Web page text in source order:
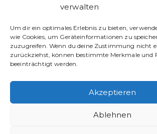
verwalten
Um dir ein optimales Erlebnis zu bieten,
wie Cookies, um Geräteinformationen zu
zuzugreifen. Wenn du deine Zustimmung nicht
zurückziehst, können bestimmte Merkmale und
beeinträchtigt werden.
Akzeptieren
Ablehnen
Rechtliches
Datenschutzerklärung
Informationsfreiheitsgesetz (IFG)